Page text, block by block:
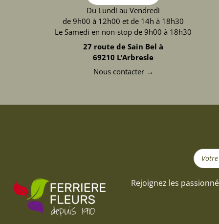
Du Lundi au Vendredi
de 9h00 à 12h00 et de 14h à 18h30
Le Samedi en non-stop de 9h00 à 18h30
27 route de Sain Bel à
69210 L’Arbresle
Nous contacter →
Search
...
Rejoignez les